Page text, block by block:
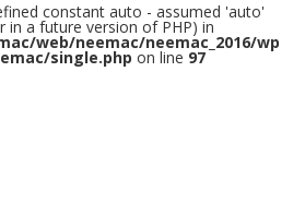
constant auto - assumed 'auto'
in a future version of PHP) in
web/neemac/neemac_2016/wp/
single.php on line 97